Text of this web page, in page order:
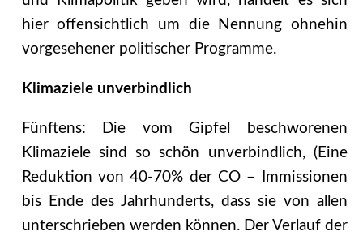
hier offensichtlich um die Nennung ohnehin
vorgesehener politischer Programme.
Klimaziele unverbindlich
Fünftens: Die vom Gipfel beschworenen
Klimaziele sind so schön unverbindlich, (Eine
Reduktion von 40-70% der CO – Immissionen
bis Ende des Jahrhunderts, dass sie von allen
unterschrieben werden können. Der Verlauf der